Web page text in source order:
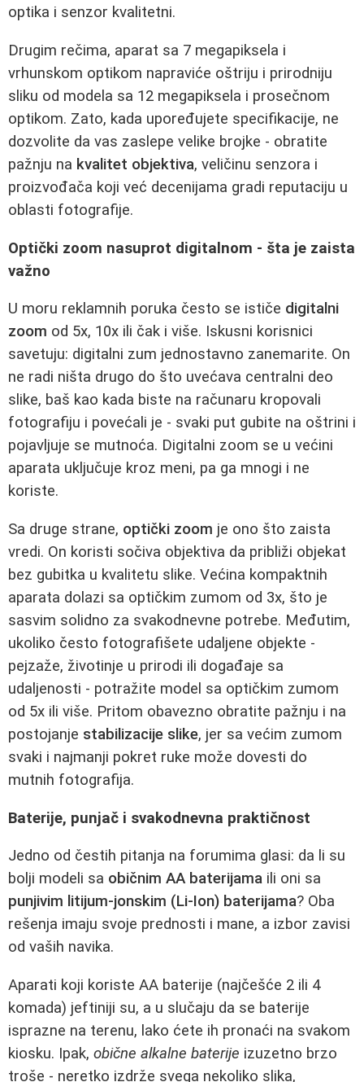
optika i senzor kvalitetni.
Drugim rečima, aparat sa 7 megapiksela i
vrhunskom optikom napraviće oštriju i prirodniju
sliku od modela sa 12 megapiksela i prosečnom
optikom. Zato, kada upoređujete specifikacije, ne
dozvolite da vas zaslepe velike brojke - obratite
pažnju na kvalitet objektiva, veličinu senzora i
proizvođača koji već decenijama gradi reputaciju u
oblasti fotografije.
Optički zoom nasuprot digitalnom - šta je zaista
važno
U moru reklamnih poruka često se ističe digitalni
zoom od 5x, 10x ili čak i više. Iskusni korisnici
savetuju: digitalni zum jednostavno zanemarite. On
ne radi ništa drugo do što uvećava centralni deo
slike, baš kao kada biste na računaru kropovali
fotografiju i povećali je - svaki put gubite na oštrini i
pojavljuje se mutnoća. Digitalni zoom se u većini
aparata uključuje kroz meni, pa ga mnogi i ne
koriste.
Sa druge strane, optički zoom je ono što zaista
vredi. On koristi sočiva objektiva da približi objekat
bez gubitka u kvalitetu slike. Većina kompaktnih
aparata dolazi sa optičkim zumom od 3x, što je
sasvim solidno za svakodnevne potrebe. Međutim,
ukoliko često fotografišete udaljene objekte -
pejzaže, životinje u prirodi ili događaje sa
udaljenosti - potražite model sa optičkim zumom
od 5x ili više. Pritom obavezno obratite pažnju i na
postojanje stabilizacije slike, jer sa većim zumom
svaki i najmanji pokret ruke može dovesti do
mutnih fotografija.
Baterije, punjač i svakodnevna praktičnost
Jedno od čestih pitanja na forumima glasi: da li su
bolji modeli sa običnim AA baterijama ili oni sa
punjivim litijum-jonskim (Li-Ion) baterijama? Oba
rešenja imaju svoje prednosti i mane, a izbor zavisi
od vaših navika.
Aparati koji koriste AA baterije (najčešće 2 ili 4
komada) jeftiniji su, a u slučaju da se baterije
isprazne na terenu, lako ćete ih pronaći na svakom
kiosku. Ipak, obične alkalne baterije izuzetno brzo
troše - neretko izdrže svega nekoliko slika,